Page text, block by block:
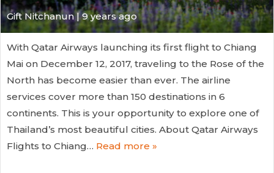
Gift Nitchanun | 9 years ago
With Qatar Airways launching its first flight to Chiang
Mai on December 12, 2017, traveling to the Rose of the
North has become easier than ever. The airline
services cover more than 150 destinations in 6
continents. This is your opportunity to explore one of
Thailand’s most beautiful cities. About Qatar Airways
Flights to Chiang… Read more »